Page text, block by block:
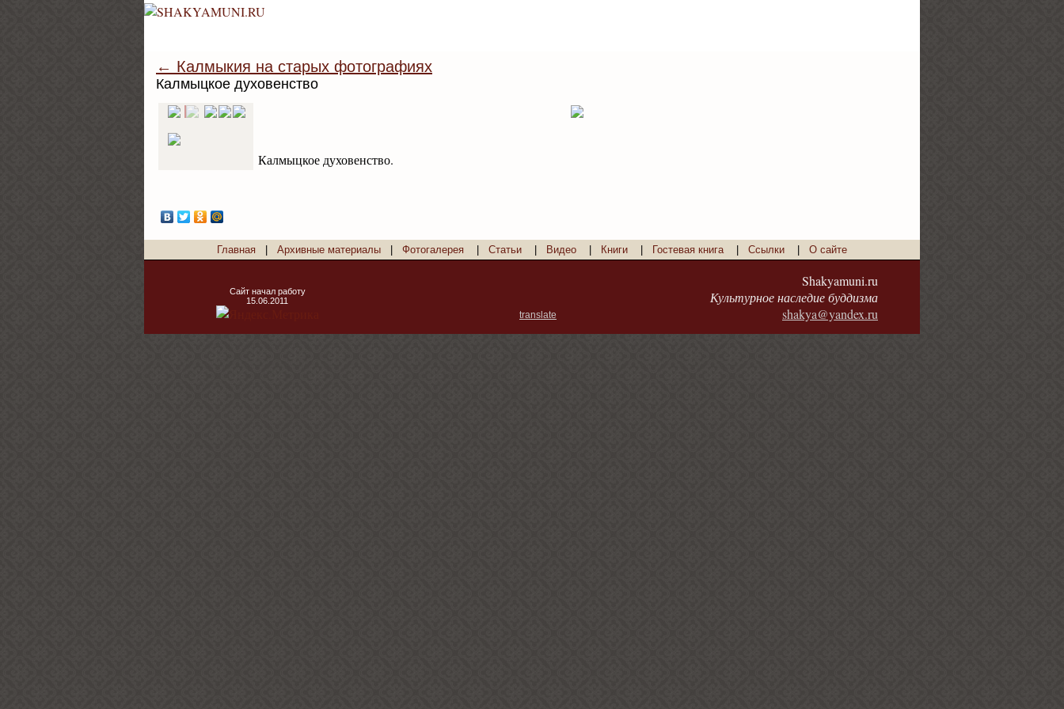
← Калмыкия на старых фотографиях
Калмыцкое духовенство
Калмыцкое духовенство.
Главная Архивные материалы Фотогалерея Статьи Видео Книги Гостевая книга| Ссылки О сайте
Сайт начал работу
15.06.2011
translate
Shakyamuni.ru
Культурное наследие буддизма
shakya@yandex.ru